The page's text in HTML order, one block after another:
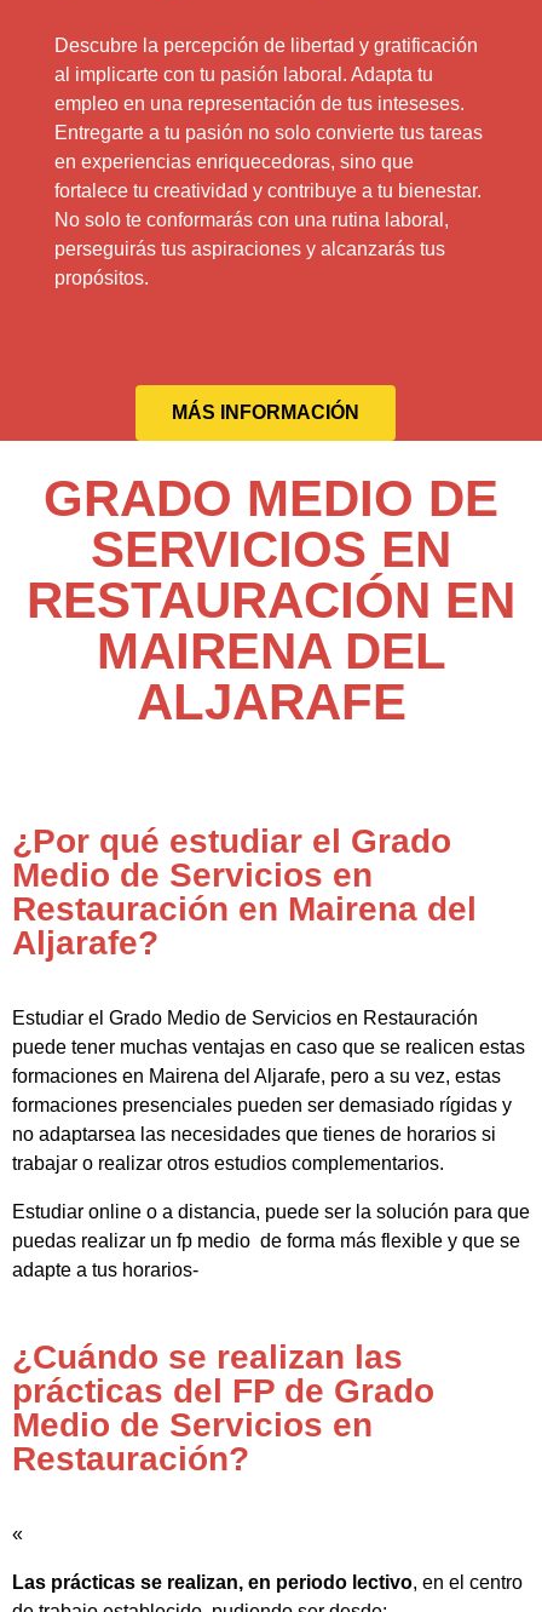
Descubre la percepción de libertad y gratificación
al implicarte con tu pasión laboral. Adapta tu
empleo en una representación de tus inteseses.
Entregarte a tu pasión no solo convierte tus tareas
en experiencias enriquecedoras, sino que
fortalece tu creatividad y contribuye a tu bienestar.
No solo te conformarás con una rutina laboral,
perseguirás tus aspiraciones y alcanzarás tus
propósitos.
MÁS INFORMACIÓN
GRADO MEDIO DE
SERVICIOS EN
RESTAURACIÓN EN
MAIRENA DEL
ALJARAFE
¿Por qué estudiar el Grado
Medio de Servicios en
Restauración en Mairena del
Aljarafe?
Estudiar el Grado Medio de Servicios en Restauración
puede tener muchas ventajas en caso que se realicen estas
formaciones en Mairena del Aljarafe, pero a su vez, estas
formaciones presenciales pueden ser demasiado rígidas y
no adaptarsea las necesidades que tienes de horarios si
trabajar o realizar otros estudios complementarios.
Estudiar online o a distancia, puede ser la solución para que
puedas realizar un fp medio de forma más flexible y que se
adapte a tus horarios-
¿Cuándo se realizan las
prácticas del FP de Grado
Medio de Servicios en
Restauración?
«
Las prácticas se realizan, en periodo lectivo, en el centro